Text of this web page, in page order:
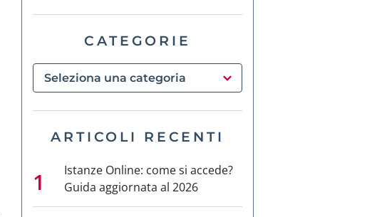
CATEGORIE
ARTICOLI RECENTI
Istanze Online: come si accede?
Guida aggiornata al 2026